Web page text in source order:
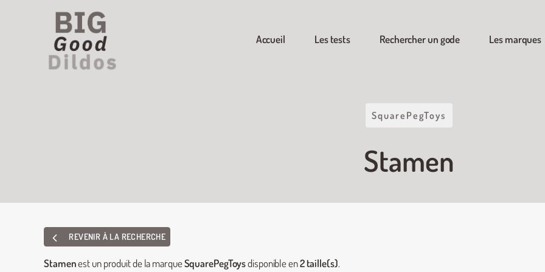
Accueil Les tests Rechercher un gode Les marques
SquarePegToys
Stamen
REVENIR À LA RECHERCHE
Stamenest un produit de la marqueSquarePegToysdisponible en2 taille(s).